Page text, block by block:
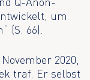
um
(S. 66).
2020,
traf. Er selbst